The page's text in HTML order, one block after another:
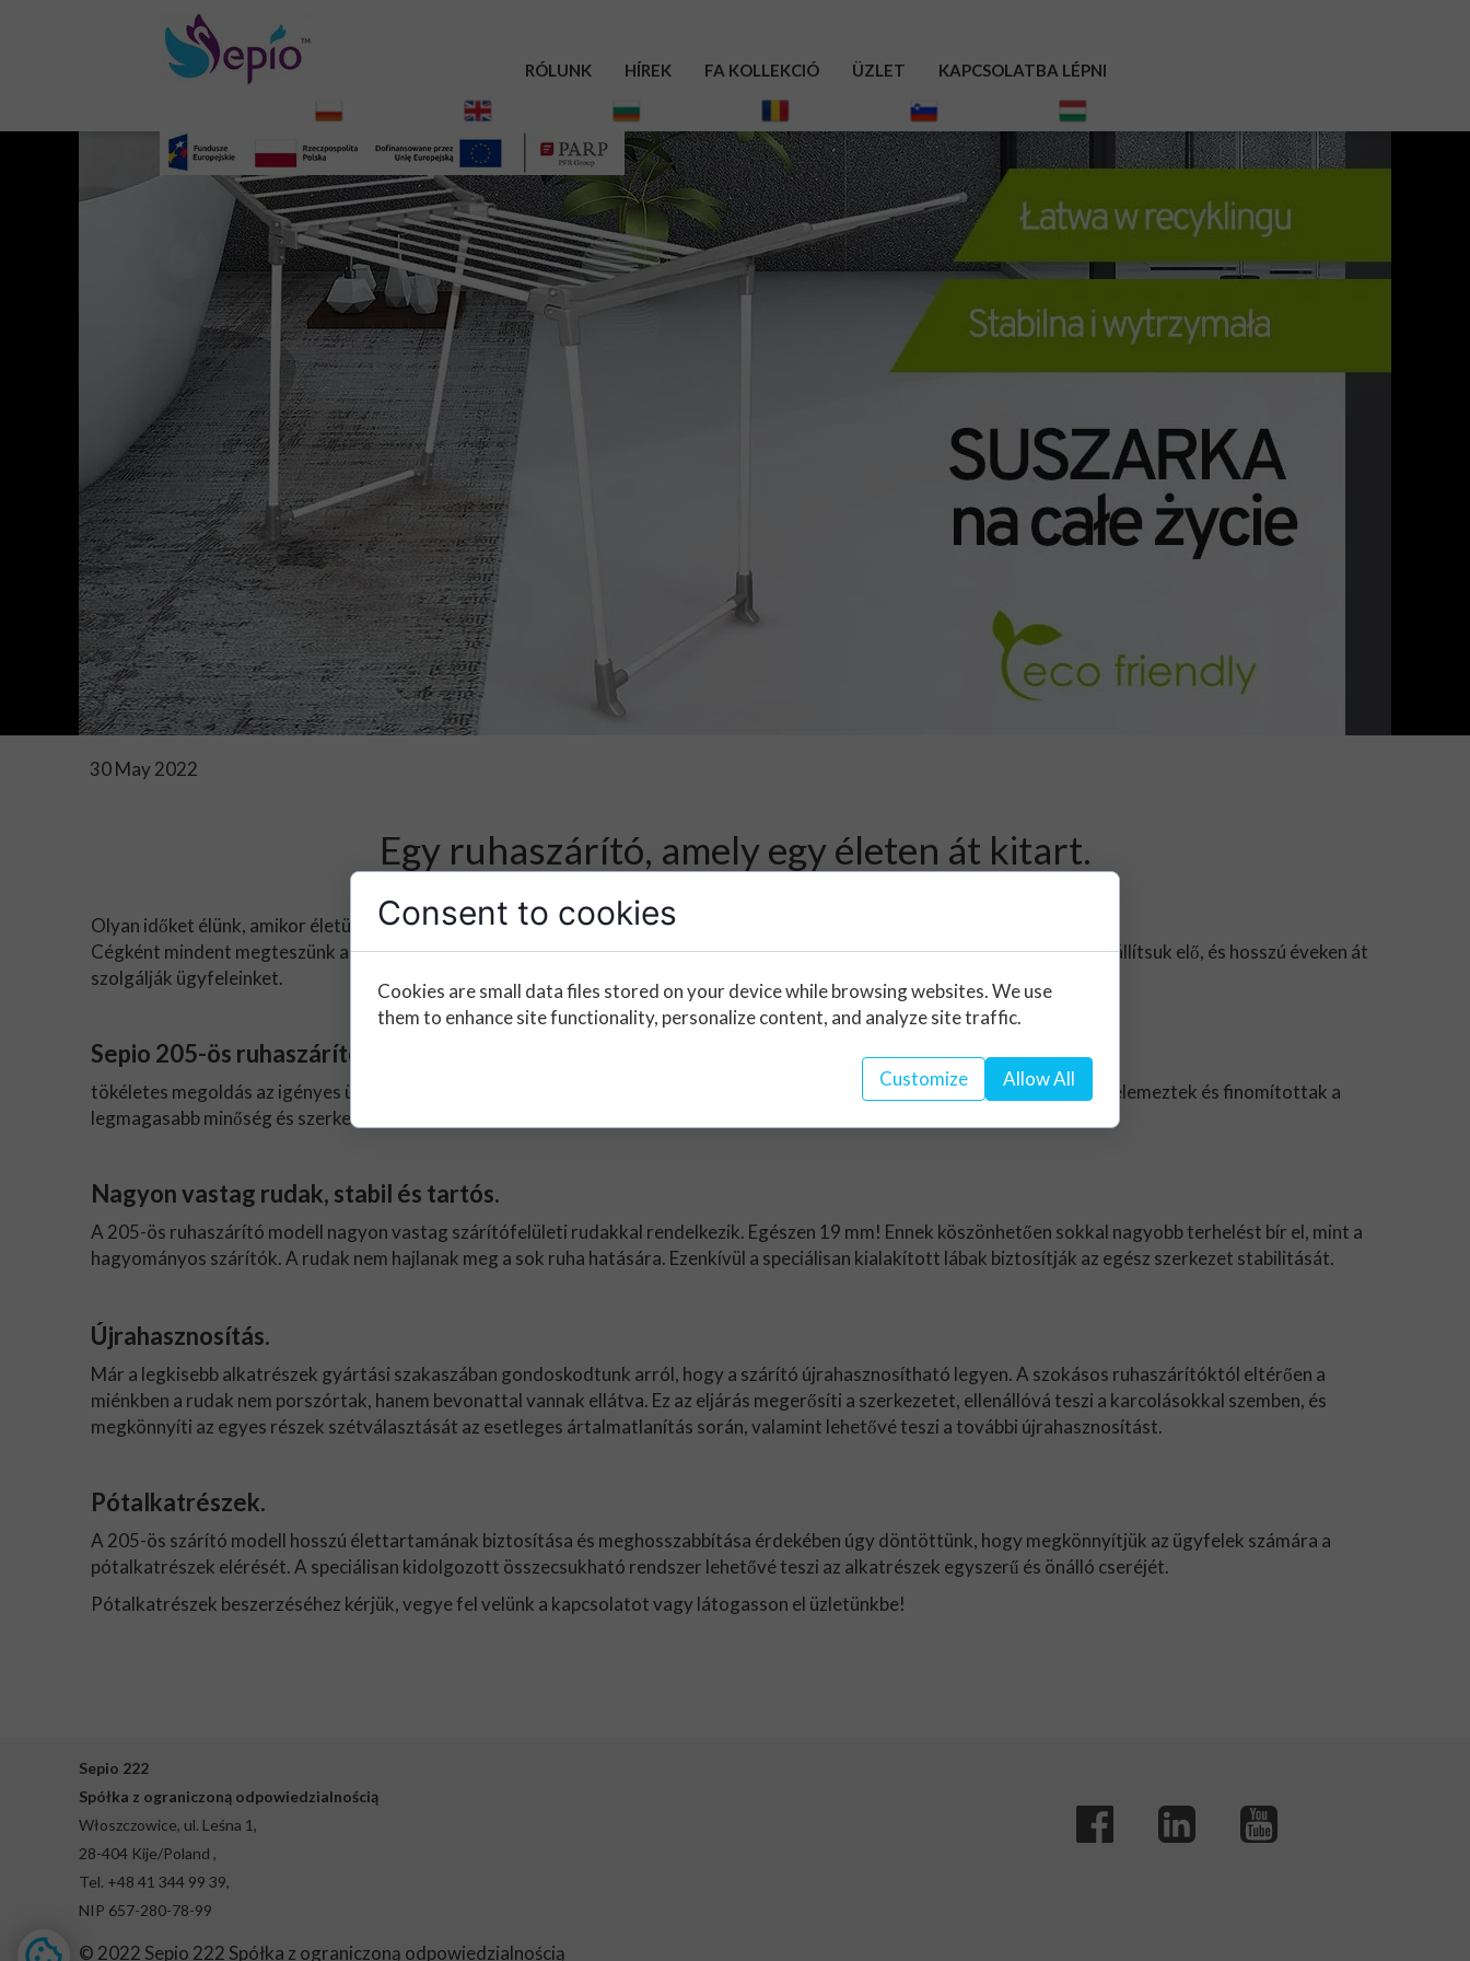
RÓLUNK HÍREK FA KOLLEKCIÓ ÜZLET KAPCSOLATBA LÉPNI
30 May 2022
Egy ruhaszárító, amely egy életen át kitart.
Olyan időket élünk, amikor életünk fontos részévé vált, hogy vigyázzunk a környezetre és közös bolygónkra.
Cégként mindent megteszünk annak érdekében, hogy egyre több termékünket környezetbarát eszközökkel és technológiával állítsuk elő, és hosszú éveken át
szolgálják ügyfeleinket.
Sepio 205-ös ruhaszárító modell
tökéletes megoldás az igényes ügyfelek számára, akik megbízható terméket keresnek. Minden szerkezeti részletet gondosan elemeztek és finomítottak a
legmagasabb minőség és szerkezeti szilárdság biztosítása érdekében.
Nagyon vastag rudak, stabil és tartós.
A 205-ös ruhaszárító modell nagyon vastag szárítófelületi rudakkal rendelkezik. Egészen 19 mm! Ennek köszönhetően sokkal nagyobb terhelést bír el, mint a
hagyományos szárítók. A rudak nem hajlanak meg a sok ruha hatására. Ezenkívül a speciálisan kialakított lábak biztosítják az egész szerkezet stabilitását.
Újrahasznosítás.
Már a legkisebb alkatrészek gyártási szakaszában gondoskodtunk arról, hogy a szárító újrahasznosítható legyen. A szokásos ruhaszárítóktól eltérően a
miénkben a rudak nem porszórtak, hanem bevonattal vannak ellátva. Ez az eljárás megerősíti a szerkezetet, ellenállóvá teszi a karcolásokkal szemben, és
megkönnyíti az egyes részek szétválasztását az esetleges ártalmatlanítás során, valamint lehetővé teszi a további újrahasznosítást.
Pótalkatrészek.
A 205-ös szárító modell hosszú élettartamának biztosítása és meghosszabbítása érdekében úgy döntöttünk, hogy megkönnyítjük az ügyfelek számára a
pótalkatrészek elérését. A speciálisan kidolgozott összecsukható rendszer lehetővé teszi az alkatrészek egyszerű és önálló cseréjét.
Pótalkatrészek beszerzéséhez kérjük, vegye fel velünk a kapcsolatot vagy látogasson el üzletünkbe!
Sepio 222
Spółka z ograniczoną odpowiedzialnością
Włoszczowice, ul. Leśna 1,
28-404 Kije/Poland ,
Tel. +48 41 344 99 39,
NIP 657-280-78-99
© 2022 Sepio 222 Spółka z ograniczoną odpowiedzialnością
Consent to cookies
Cookies are small data files stored on your device while browsing websites. We use
them to enhance site functionality, personalize content, and analyze site traffic.
Customize Allow All